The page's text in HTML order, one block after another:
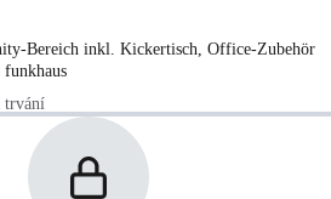
Bereich inkl. Kickertisch, Office-Zubehör
trvání